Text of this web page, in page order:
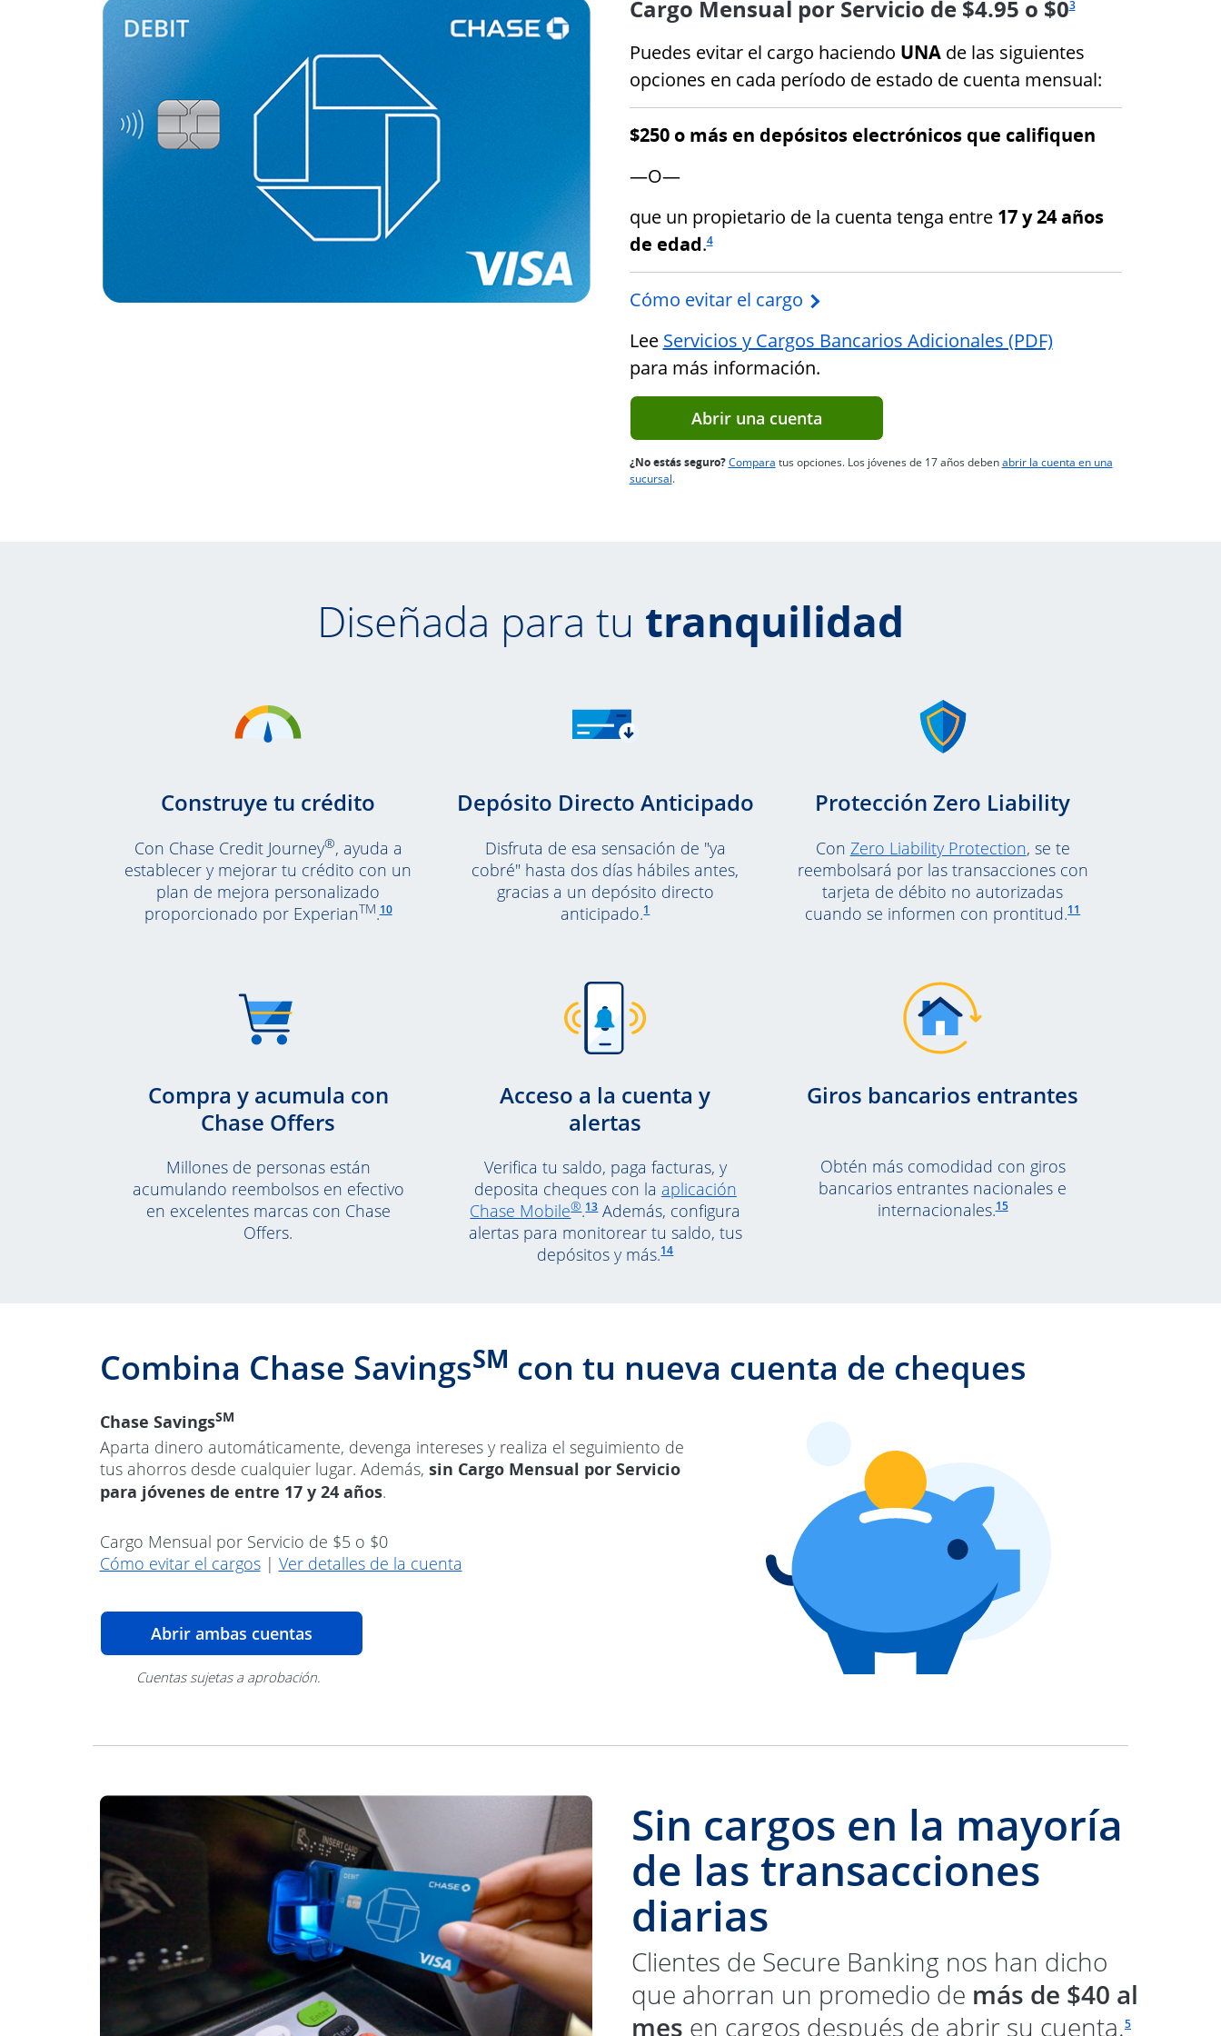
Cargo Mensual por Servicio de $4.95 o $03
Puedes evitar el cargo haciendo UNAde las siguientes
opciones en cada período de estado de cuenta mensual:
$250 o más en depósitos electrónicos que califiquen
—O—
que un propietario de la cuenta tenga entre 17 y 24 años
de edad.4
Enlace en la misma página a la referencia a pie de página 4
Cómo evitar el cargo Abre superposición
Lee Servicios y Cargos Bancarios Adicionales (PDF)Abre en una
Abre en una
para más información.
Abrir una cuentaAbre superposición
¿No estás seguro? ComparaEnlace en la misma página a la sección de Comparar Cuentas
tus opciones. Los jóvenes de 17 años debenabrir la cuenta en una
sucursalAbre en una ventana nueva
.
Diseñada para tu tranquilidad
Construye tu crédito
Con Chase Credit Journey®, ayuda a
establecer y mejorar tu crédito con un
plan de mejora personalizado
proporcionado por ExperianTM.10
Enlace en la misma página a la referencia a pie de página 10
Depósito Directo Anticipado
Disfruta de esa sensación de "ya
cobré" hasta dos días hábiles antes,
gracias a un depósito directo
anticipado.1
Enlace en la misma página a la referencia a pie de página 1
Protección Zero Liability
Con Zero Liability ProtectionAbre en una ventana
, se te
reembolsará por las transacciones con
tarjeta de débito no autorizadas
cuando se informen con prontitud.11
Compra y acumula con
Chase Offers
Millones de personas están
acumulando reembolsos en efectivo
en excelentes marcas con Chase
Offers.
Acceso a la cuenta y
alertas
Verifica tu saldo, paga facturas, y
deposita cheques con la aplicación
Chase Mobile®Abre en una ventana nueva
.13
Enlace en la misma página a la referencia a pie de página 13
Además, configura
alertas para monitorear tu saldo, tus
depósitos y más.14
Enlace en la misma página a la referencia a pie de página 14
Giros bancarios entrantes
Obtén más comodidad con giros
bancarios entrantes nacionales e
internacionales.15
Enlace en la misma página a la
Combina Chase SavingsSM con tu nueva cuenta de cheques
Chase SavingsSM
Aparta dinero automáticamente, devenga intereses y realiza el seguimiento de
tus ahorros desde cualquier lugar. Además, sin Cargo Mensual por Servicio
para jóvenes de entre 17 y 24 años.
Cargo Mensual por Servicio de $5 o $0
Cómo evitar el cargosAbre superposición
| Ver detalles de la cuenta
Abrir ambas cuentasAbre superposición
Cuentas sujetas a aprobación.
Sin cargos en la mayoría
de las transacciones
diarias
Clientes de Secure Banking nos han dicho
que ahorran un promedio de más de $40 al
mes en cargos después de abrir su cuenta.5